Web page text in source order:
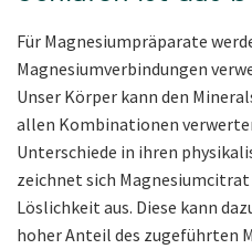
Für Magnesiumpräparate
Magnesiumverbindungen
Unser Körper kann den
allen Kombinationen
Unterschiede in ihren
zeichnet sich
Löslichkeit aus. Diese kann
hoher Anteil des zugeführten